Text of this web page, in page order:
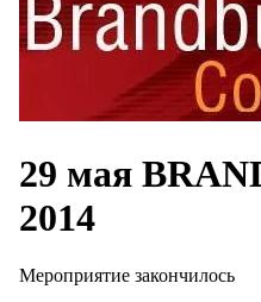
29 мая
2014
Мероприятие закончилось